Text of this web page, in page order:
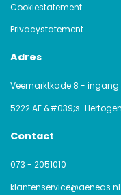
Cookiestatement
Privacystatement
Adres
Veemarktkade 8 - ingang
5222 AE &#039;s-
Contact
073 - 2051010
klantenservice@aeneas.nl